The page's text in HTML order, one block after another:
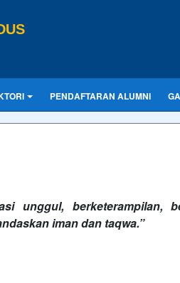
PENDAFTARAN ALUMNI
unggul, berketerampilan,
iman dan taqwa.”